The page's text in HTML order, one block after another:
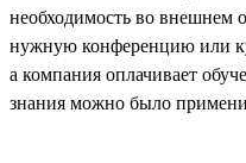
необходимость во внешнем
нужную конференцию или
а компания оплачивает
знания можно было